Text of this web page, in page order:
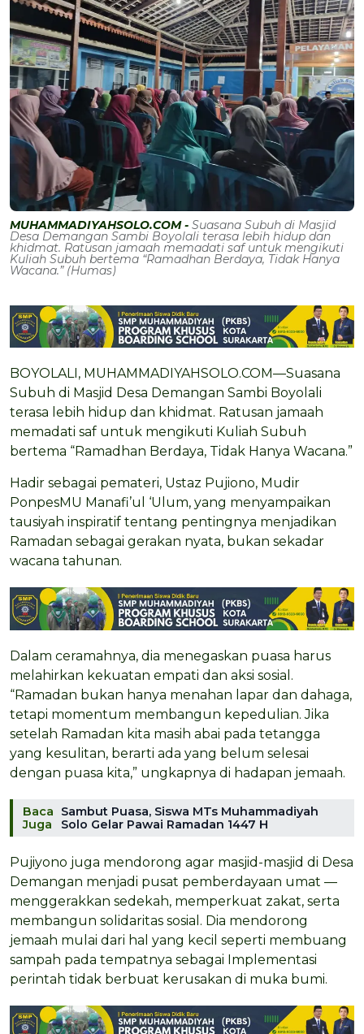
MUHAMMADIYAHSOLO.COM - Suasana Subuh di Masjid
Desa Demangan Sambi Boyolali terasa lebih hidup dan
khidmat. Ratusan jamaah memadati saf untuk mengikuti
Kuliah Subuh bertema “Ramadhan Berdaya, Tidak Hanya
Wacana.” (Humas)
BOYOLALI, MUHAMMADIYAHSOLO.COM—Suasana
Subuh di Masjid Desa Demangan Sambi Boyolali
terasa lebih hidup dan khidmat. Ratusan jamaah
memadati saf untuk mengikuti Kuliah Subuh
bertema “Ramadhan Berdaya, Tidak Hanya Wacana.”
Hadir sebagai pemateri, Ustaz Pujiono, Mudir
PonpesMU Manafi’ul ‘Ulum, yang menyampaikan
tausiyah inspiratif tentang pentingnya menjadikan
Ramadan sebagai gerakan nyata, bukan sekadar
wacana tahunan.
Dalam ceramahnya, dia menegaskan puasa harus
melahirkan kekuatan empati dan aksi sosial.
“Ramadan bukan hanya menahan lapar dan dahaga,
tetapi momentum membangun kepedulian. Jika
setelah Ramadan kita masih abai pada tetangga
yang kesulitan, berarti ada yang belum selesai
dengan puasa kita,” ungkapnya di hadapan jemaah.
Baca
Juga
Sambut Puasa, Siswa MTs Muhammadiyah
Solo Gelar Pawai Ramadan 1447 H
Pujiyono juga mendorong agar masjid-masjid di Desa
Demangan menjadi pusat pemberdayaan umat —
menggerakkan sedekah, memperkuat zakat, serta
membangun solidaritas sosial. Dia mendorong
jemaah mulai dari hal yang kecil seperti membuang
sampah pada tempatnya sebagai Implementasi
perintah tidak berbuat kerusakan di muka bumi.